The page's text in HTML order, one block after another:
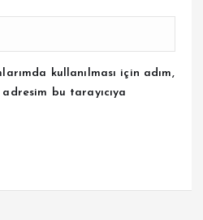
kullanılması için adım,
bu tarayıcıya